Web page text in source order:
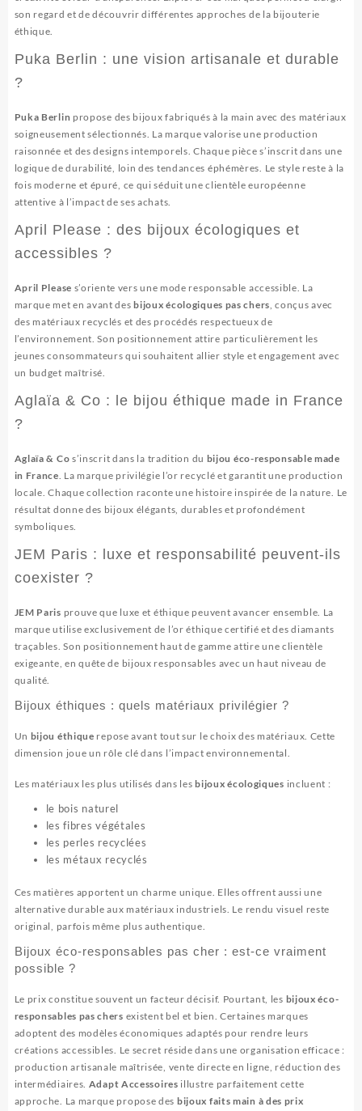
son regard et de découvrir différentes approches de la bijouterie
éthique.
Puka Berlin : une vision artisanale et durable
?
Puka Berlin propose des bijoux fabriqués à la main avec des matériaux
soigneusement sélectionnés. La marque valorise une production
raisonnée et des designs intemporels. Chaque pièce s’inscrit dans une
logique de durabilité, loin des tendances éphémères. Le style reste à la
fois moderne et épuré, ce qui séduit une clientèle européenne
attentive à l’impact de ses achats.
April Please : des bijoux écologiques et
accessibles ?
April Please s’oriente vers une mode responsable accessible. La
marque met en avant desbijoux écologiques pas chers , conçus avec
des matériaux recyclés et des procédés respectueux de
l’environnement. Son positionnement attire particulièrement les
jeunes consommateurs qui souhaitent allier style et engagement avec
un budget maîtrisé.
Aglaïa & Co : le bijou éthique made in France
?
Aglaïa & Co s’inscrit dans la tradition du bijou éco-responsable made
in France . La marque privilégie l’or recyclé et garantit une production
locale. Chaque collection raconte une histoire inspirée de la nature. Le
résultat donne des bijoux élégants, durables et profondément
symboliques.
JEM Paris : luxe et responsabilité peuvent-ils
coexister ?
JEM Paris prouve que luxe et éthique peuvent avancer ensemble. La
marque utilise exclusivement de l’or éthique certifié et des diamants
traçables. Son positionnement haut de gamme attire une clientèle
exigeante, en quête de bijoux responsables avec un haut niveau de
qualité.
Bijoux éthiques : quels matériaux privilégier ?
Un bijou éthique repose avant tout sur le choix des matériaux. Cette
dimension joue un rôle clé dans l’impact environnemental.
Les matériaux les plus utilisés dans lesbijoux écologiques incluent :
le bois naturel
les fibres végétales
les perles recyclées
les métaux recyclés
Ces matières apportent un charme unique. Elles offrent aussi une
alternative durable aux matériaux industriels. Le rendu visuel reste
original, parfois même plus authentique.
Bijoux éco-responsables pas cher : est-ce vraiment
possible ?
Le prix constitue souvent un facteur décisif. Pourtant, les bijoux éco-
responsables pas chers existent bel et bien. Certaines marques
adoptent des modèles économiques adaptés pour rendre leurs
créations accessibles. Le secret réside dans une organisation efficace :
production artisanale maîtrisée, vente directe en ligne, réduction des
intermédiaires. Adapt Accessoires illustre parfaitement cette
approche. La marque propose des bijoux faits main à des prix